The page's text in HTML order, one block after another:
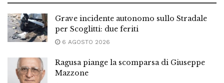
Grave incidente autonomo sullo Stradale
per Scoglitti: due feriti
6 AGOSTO 2026
Ragusa piange la scomparsa di Giuseppe
Mazzone